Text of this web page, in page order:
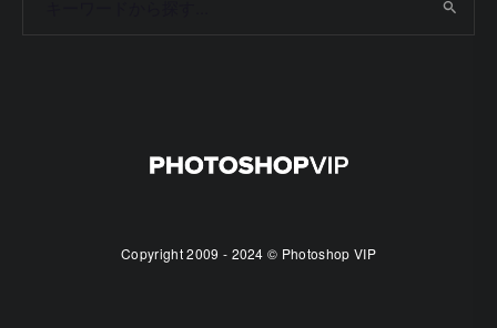
Copyright 2009 - 2024 © Photoshop VIP